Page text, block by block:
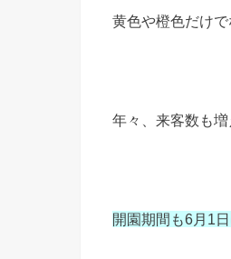
黄色や橙色だけで
年々、来客数も
開園期間も6月1